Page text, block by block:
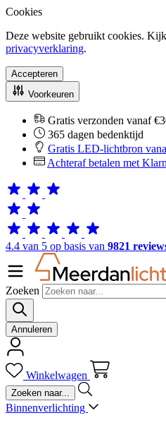
Cookies
Deze website gebruikt cookies.
privacyverklaring.
Accepteren
Voorkeuren
Gratis verzonden vanaf
365 dagen bedenktijd
Gratis LED-lichtbron
Achteraf betalen met
4.4 van 5 op basis van 9821
Zoeken
Annuleren
Winkelwagen
Binnenverlichting